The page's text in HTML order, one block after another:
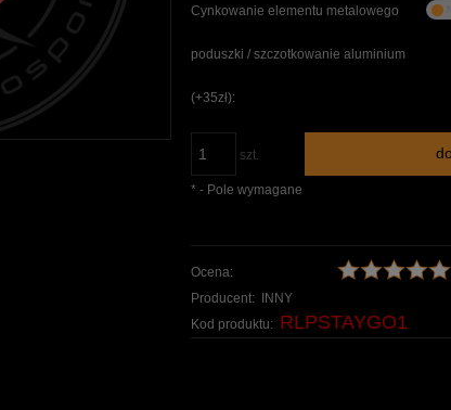
Cynkowanie elementu metalowego
poduszki / szczotkowanie aluminium
(+35zł):
szt.
* - Pole wymagane
Ocena:
Producent:
INNY
Kod produktu: RLPSTAYGO1